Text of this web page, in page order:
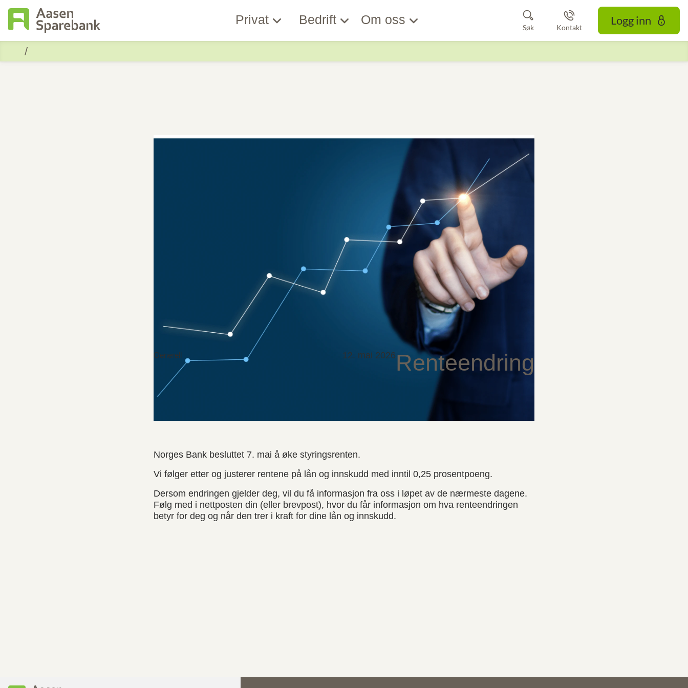
Privat Bedrift Om oss
Søk Kontakt
Logg inn
Generell Renteendring
12. mai 2026
Norges Bank besluttet 7. mai å øke styringsrenten.
Vi følger etter og justerer rentene på lån og innskudd med inntil 0,25 prosentpoeng.
Dersom endringen gjelder deg, vil du få informasjon fra oss i løpet av de nærmeste dagene.
Følg med i nettposten din (eller brevpost), hvor du får informasjon om hva renteendringen
betyr for deg og når den trer i kraft for dine lån og innskudd.